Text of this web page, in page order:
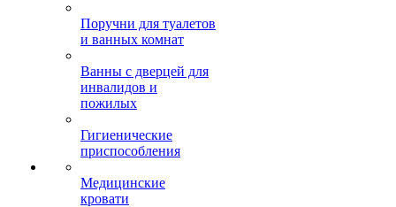
Поручни для туалетов
и ванных комнат
Ванны с дверцей для
инвалидов и
пожилых
Гигиенические
приспособления
Медицинские
кровати